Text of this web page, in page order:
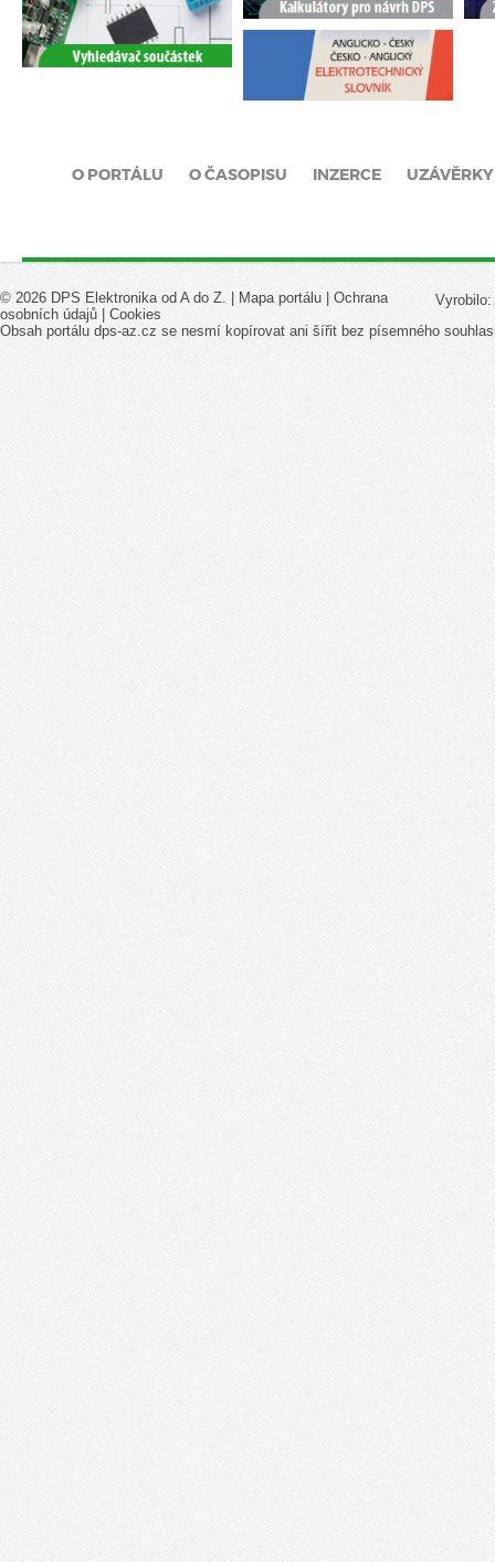
O PORTÁLU O ČASOPISU INZERCE UZÁVĚRKY
Vyrobilo:
© 2026 DPS Elektronika od A do Z. | Mapa portálu
Ochrana
osobních údajů
Cookies
Obsah portálu dps-az.cz se nesmí kopírovat ani šířit bez písemného